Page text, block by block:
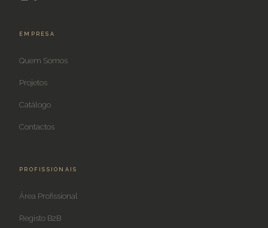
EMPRESA
Quem Somos
Projetos
Catálogo
Contactos
PROFISSIONAIS
Área Profissional
Registo B2B